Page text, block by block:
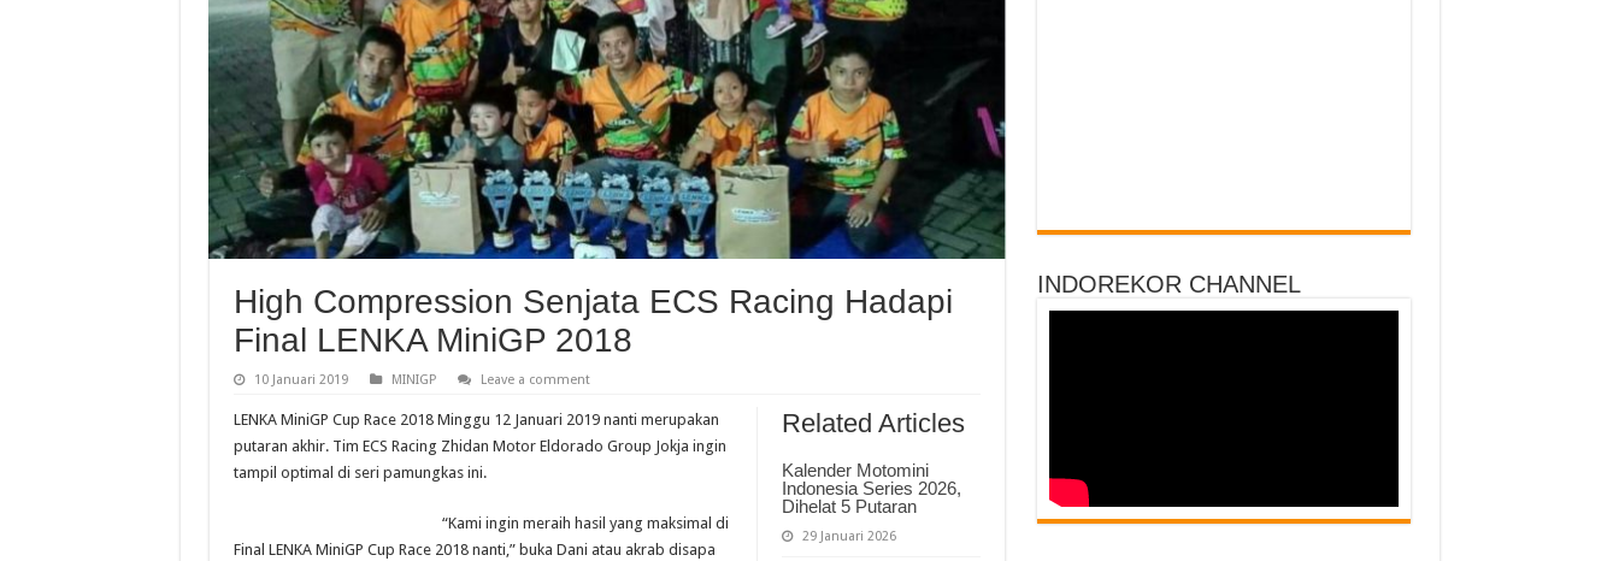
High Compression Senjata ECS Racing Hadapi
Final LENKA MiniGP 2018
10 Januari 2019 MINIGP Leave a comment
Related Articles
Kalender Motomini
Indonesia Series 2026,
Dihelat 5 Putaran
29 Januari 2026
LENKA MiniGP Cup Race 2018 Minggu 12 Januari 2019 nanti merupakan
putaran akhir. Tim ECS Racing Zhidan Motor Eldorado Group Jokja ingin
tampil optimal di seri pamungkas ini.
“Kami ingin meraih hasil yang maksimal di
Final LENKA MiniGP Cup Race 2018 nanti,” buka Dani atau akrab disapa
INDOREKOR CHANNEL